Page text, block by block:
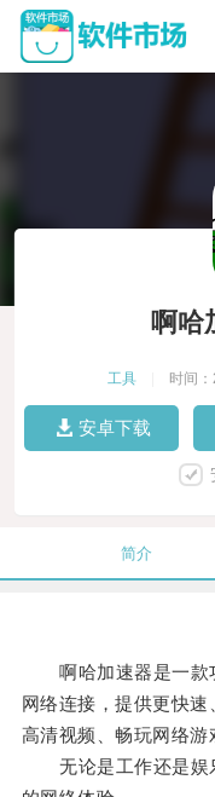
啊哈
工具 时间
安卓下载
简介
啊哈加速器是一款
网络连接，提供更快
高清视频、畅玩网络游
无论是工作还是娱